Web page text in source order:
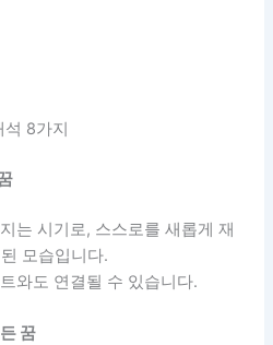
석 8가지
는 시기로, 스스로를 새롭게 재
모습입니다.
와도 연결될 수 있습니다.
꿈